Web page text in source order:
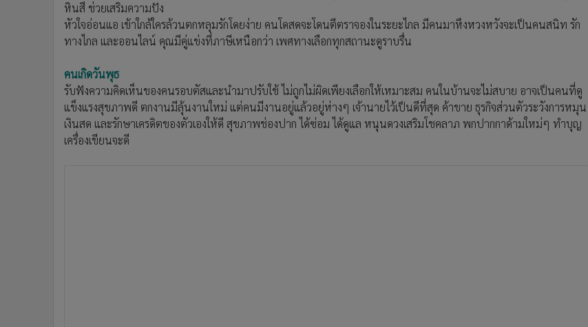
หินสี ช่วยเสริมความปัง
หัวใจอ่อนแอ เข้าใกล้ใครล้วนตกหลุมรักโดยง่าย คนโดสดจะโดนตีตราจองในระยะไกล มีคนมาหึงหวงหวังจะเป็นคนสนิท รัก
ทางไกล และออนไลน์ คุณมีคู่แข่งที่ภาษีเหนือกว่า เพศทางเลือกทุกสถานะดูราบรื่น
คนเกิดวันพุธ
รับฟังความคิดเห็นของคนรอบตัสและนำมาปรับใช้ ไม่ถูกไม่ผิดเพียงเลือกให้เหมาะสม คนในบ้านจะไม่สบาย อาจเป็นคนที่ดู
แข็งแรงสุขภาพดี ตกงานมีลุ้นงานใหม่ แต่คนมีงานอยู่แล้วอยู่ห่างๆ เจ้านายไว้เป็นดีที่สุด ค้าขาย ธุรกิจส่วนตัวระวังการหมุน
เงินสด และรักษาเครดิตของตัวเองให้ดี สุขภาพช่องปาก ได้ซ่อม ได้ดูแล หนุนดวงเสริมโชคลาภ พกปากกาด้ามใหม่ๆ ทำบุญ
เครื่องเขียนจะดี